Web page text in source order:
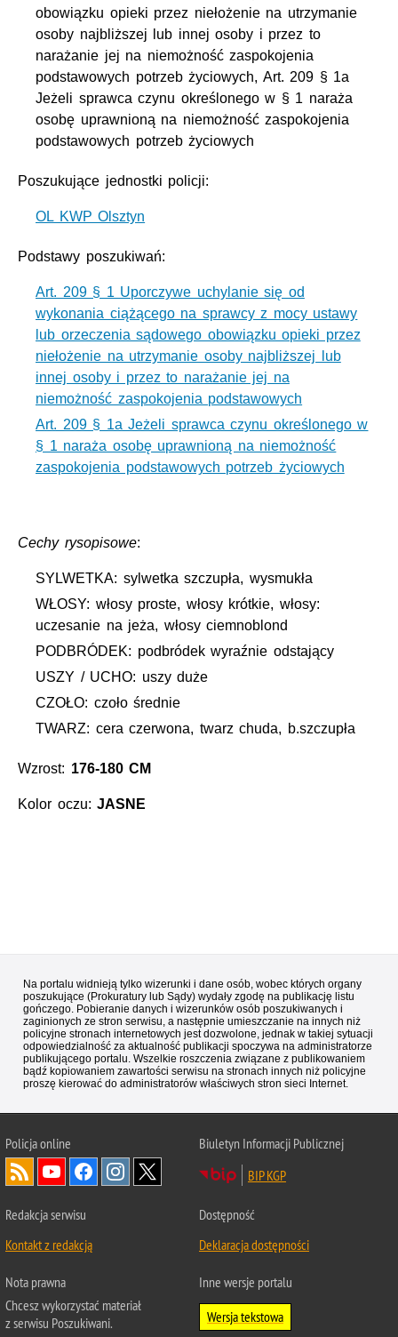
obowiązku opieki przez niełożenie na utrzymanie
osoby najbliższej lub innej osoby i przez to
narażanie jej na niemożność zaspokojenia
podstawowych potrzeb życiowych, Art. 209 § 1a
Jeżeli sprawca czynu określonego w § 1 naraża
osobę uprawnioną na niemożność zaspokojenia
podstawowych potrzeb życiowych
Poszukujące jednostki policji:
OL KWP Olsztyn
Podstawy poszukiwań:
Art. 209 § 1 Uporczywe uchylanie się od
wykonania ciążącego na sprawcy z mocy ustawy
lub orzeczenia sądowego obowiązku opieki przez
niełożenie na utrzymanie osoby najbliższej lub
innej osoby i przez to narażanie jej na
niemożność zaspokojenia podstawowych
Art. 209 § 1a Jeżeli sprawca czynu określonego w
§ 1 naraża osobę uprawnioną na niemożność
zaspokojenia podstawowych potrzeb życiowych
Cechy rysopisowe:
SYLWETKA: sylwetka szczupła, wysmukła
WŁOSY: włosy proste, włosy krótkie, włosy:
uczesanie na jeża, włosy ciemnoblond
PODBRÓDEK: podbródek wyraźnie odstający
USZY / UCHO: uszy duże
CZOŁO: czoło średnie
TWARZ: cera czerwona, twarz chuda, b.szczupła
Wzrost: 176-180 CM
Kolor oczu:JASNE
Na portalu widnieją tylko wizerunki i dane osób, wobec których organy
poszukujące (Prokuratury lub Sądy) wydały zgodę na publikację listu
gończego. Pobieranie danych i wizerunków osób poszukiwanych i
zaginionych ze stron serwisu, a następnie umieszczanie na innych niż
policyjne stronach internetowych jest dozwolone, jednak w takiej sytuacji
odpowiedzialność za aktualność publikacji spoczywa na administratorze
publikującego portalu. Wszelkie roszczenia związane z publikowaniem
bądź kopiowaniem zawartości serwisu na stronach innych niż policyjne
proszę kierować do administratorów właściwych stron sieci Internet.
Policjaonline
Biuletyn Informacji Publicznej
BIP KGP
Redakcja serwisu
Kontakt z redakcją
Dostępność
Deklaracja dostępności
Nota prawna
Chcesz wykorzystać materiał
z serwisu Poszukiwani.
Inne wersje portalu
Wersja tekstowa